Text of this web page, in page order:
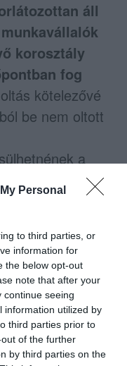
Personal
to third parties, or
information for
the below opt-out
note that after your
continue seeing
information utilized by
third parties prior to
of the further
by third parties on the
áll
korosztály
fog
kötelezővé
be nem oltott
a
ami komoly
a jogellenes
a
nem lehet a
tenni,
erre irányuló